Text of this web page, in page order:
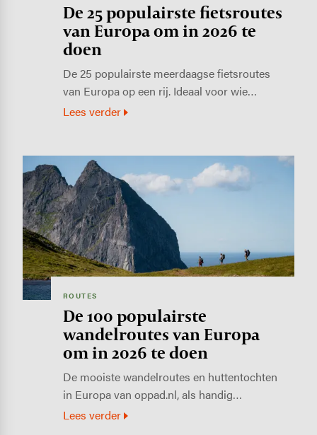
De 25 populairste fietsroutes
van Europa om in 2026 te
doen
De 25 populairste meerdaagse fietsroutes
van Europa op een rij. Ideaal voor wie…
Lees verder
Image
ROUTES
De 100 populairste
wandelroutes van Europa
om in 2026 te doen
De mooiste wandelroutes en huttentochten
in Europa van oppad.nl, als handig…
Lees verder